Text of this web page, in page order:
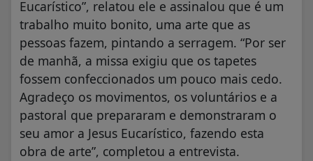
Eucarístico”, relatou ele e assinalou que é um
trabalho muito bonito, uma arte que as
pessoas fazem, pintando a serragem. “Por ser
de manhã, a missa exigiu que os tapetes
fossem confeccionados um pouco mais cedo.
Agradeço os movimentos, os voluntários e a
pastoral que prepararam e demonstraram o
seu amor a Jesus Eucarístico, fazendo esta
obra de arte”, completou a entrevista.